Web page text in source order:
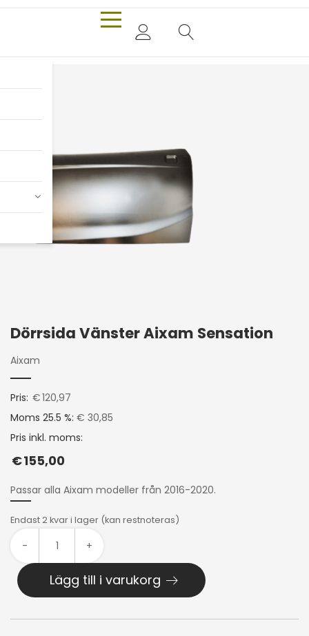
Dörrsida Vänster Aixam Sensation
Aixam
Pris: €120,97
Moms 25.5 %: € 30,85
Pris inkl. moms:
€155,00
Passar alla Aixam modeller från 2016-2020.
Endast 2 kvar i lager (kan restnoteras)
- +
Lägg till i varukorg